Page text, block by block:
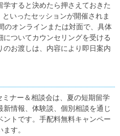
学すると決めたら押さえておきた
いったセッションが開催されま
のオンラインまたは対面で、具体
ついてカウンセリングを受ける
お渡しは、内容により即日案内
ナー＆相談会は、夏の短期留学
情報、体験談、個別相談を通じ
トです。手配料無料キャンペー
す。